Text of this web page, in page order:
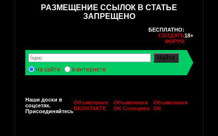
РАЗМЕЩЕНИЕ ССЫЛОК В СТАТЬЕ
ЗАПРЕЩЕНО
БЕСПЛАТНО:
СОЗДАТЬ
ФОРУМ
18+
на сайте в интернете
Наши доски в
соцсетях.
Присоединяйтесь
Объявления
ВКОНТАКТЕ
Объявления
ОК Солнцево
Объявления
ОК